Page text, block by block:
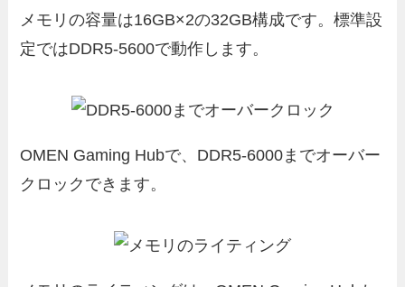
メモリの容量は16GB×2の32GB構成です。標準設
定ではDDR5-5600で動作します。
OMEN Gaming Hubで、DDR5-6000までオーバー
クロックできます。